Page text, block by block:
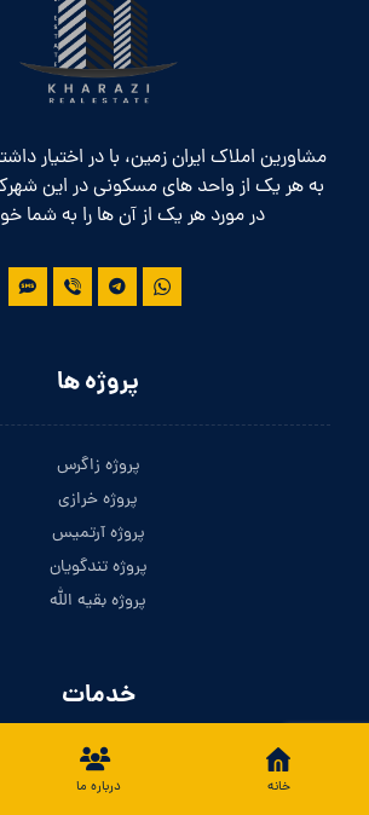
مشاورین املاک ایران زمین، با در اختیار
به هر یک از واحد های مسکونی در این
در مورد هر یک از آن ها را به شما
پروژه ها
پروژه زاگرس
پروژه خرازی
پروژه آرتمیس
پروژه تندگویان
پروژه بقیه الله
خدمات
خرید و فروش سهام
خانه درباره ما